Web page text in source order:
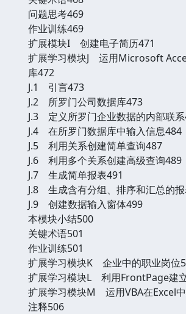
问题思考469
作业训练469
扩展模块I 创建电子简历471
扩展学习模块J 运用Microsoft
库472
J.1 引言473
J.2 所罗门公司数据库473
J.3 定义所罗门企业数据的内部联
J.4 在所罗门数据库中输入信息484
J.5 利用关系创建简单查询487
J.6 利用多个关系创建高级查询489
J.7 生成简单报表491
J.8 生成含有分组、排序和汇总的
J.9 创建数据输入窗体499
本模块小结500
关键术语501
作业训练501
扩展学习模块K 企业中的职业岗位
扩展学习模块L 利用FrontPage建
扩展学习模块M 运用VBA在Excel
注释506